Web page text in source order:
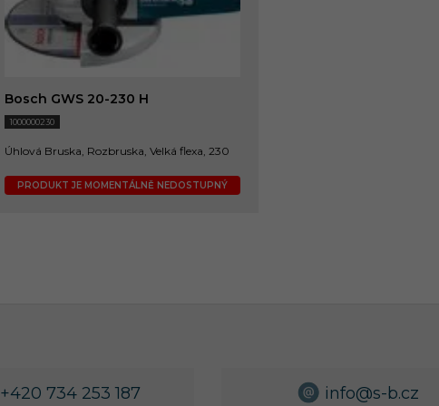
Bosch GWS 20-230 H
1000000230
Úhlová Bruska, Rozbruska, Velká flexa, 230
PRODUKT JE MOMENTÁLNĚ NEDOSTUPNÝ
+420 734 253 187 info@s-b.cz